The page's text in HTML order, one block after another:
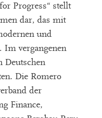
Progress“ stellt
dar, das mit
und
Im vergangenen
Deutschen
Die Romero
der
Finance,